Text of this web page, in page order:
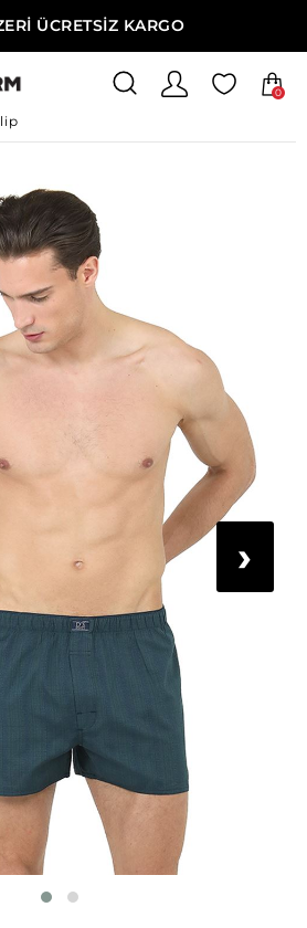
ÜCRETSİZ KARGO
0
Erkek İç Giyim
›